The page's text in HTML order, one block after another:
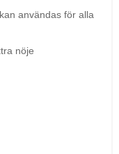
användas för alla
nöje